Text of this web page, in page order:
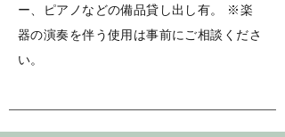
ー、ピアノなどの備品貸し出し有。 ※楽
器の演奏を伴う使用は事前にご相談くださ
い。